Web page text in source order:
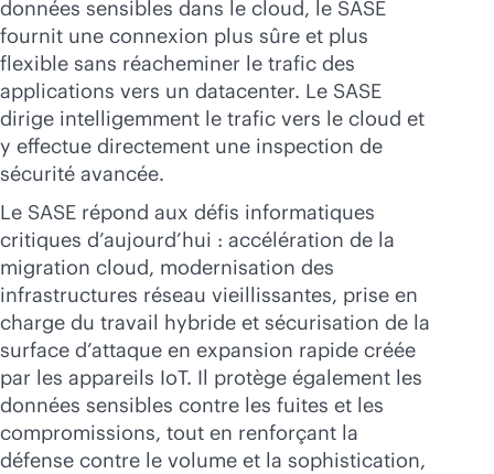
données sensibles dans le cloud, le SASE
fournit une connexion plus sûre et plus
flexible sans réacheminer le trafic des
applications vers un datacenter. Le SASE
dirige intelligemment le trafic vers le cloud et
y effectue directement une inspection de
sécurité avancée.
Le SASE répond aux défis informatiques
critiques d’aujourd’hui : accélération de la
migration cloud, modernisation des
infrastructures réseau vieillissantes, prise en
charge du travail hybride et sécurisation de la
surface d’attaque en expansion rapide créée
par les appareils IoT. Il protège également les
données sensibles contre les fuites et les
compromissions, tout en renforçant la
défense contre le volume et la sophistication,